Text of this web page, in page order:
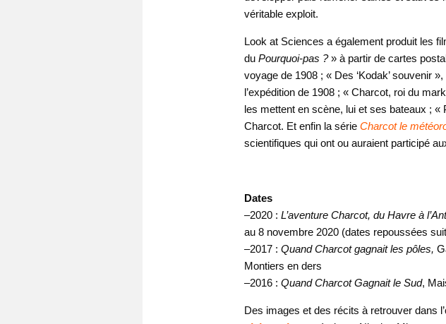
véritable exploit.
Look at Sciences a également produit les
du Pourquoi-pas ?» à partir de cartes
voyage de 1908 ; « Des ‘Kodak’ souvenir
l’expédition de 1908 ; « Charcot, roi du
les mettent en scène, lui et ses bateaux ;
Charcot. Et enfin la série Charcot le
scientifiques qui ont ou auraient participé
Dates
–2020 : L’aventure Charcot, du Havre à
au 8 novembre 2020 (dates repoussées
–2017 : Quand Charcot gagnait les pôles,
Montiers en ders
–2016 : Quand Charcot Gagnait le Sud,
Des images et des récits à retrouver dans